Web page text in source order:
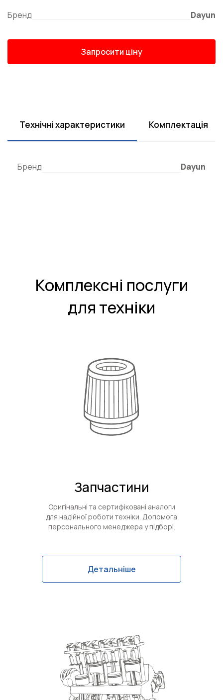
Бренд Dayun
Запросити ціну
Технічні характеристики Комплектація
Бренд Dayun
Комплексні послуги
для техніки
Запчастини
Оригінальні та сертифіковані аналоги
для надійної роботи техніки. Допомога
персонального менеджера у підборі.
Детальніше